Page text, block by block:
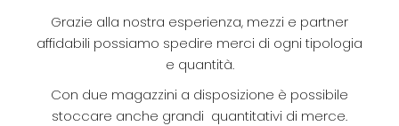
Grazie alla nostra esperienza, mezzi e partner
affidabili possiamo spedire merci di ogni tipologia
e quantità.
Con due magazzini a disposizione è possibile
stoccare anche grandi quantitativi di merce.